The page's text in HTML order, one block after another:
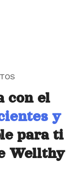
con el
y
para ti
Wellthy